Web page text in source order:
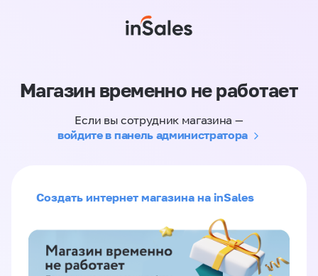
Магазин временно не работает
Если вы сотрудник магазина —
войдите в панель администратора
Создать интернет магазина на inSales